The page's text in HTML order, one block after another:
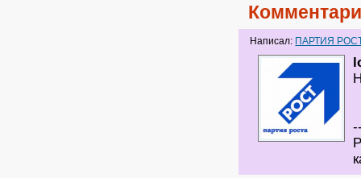
Написал: ПАРТИЯ